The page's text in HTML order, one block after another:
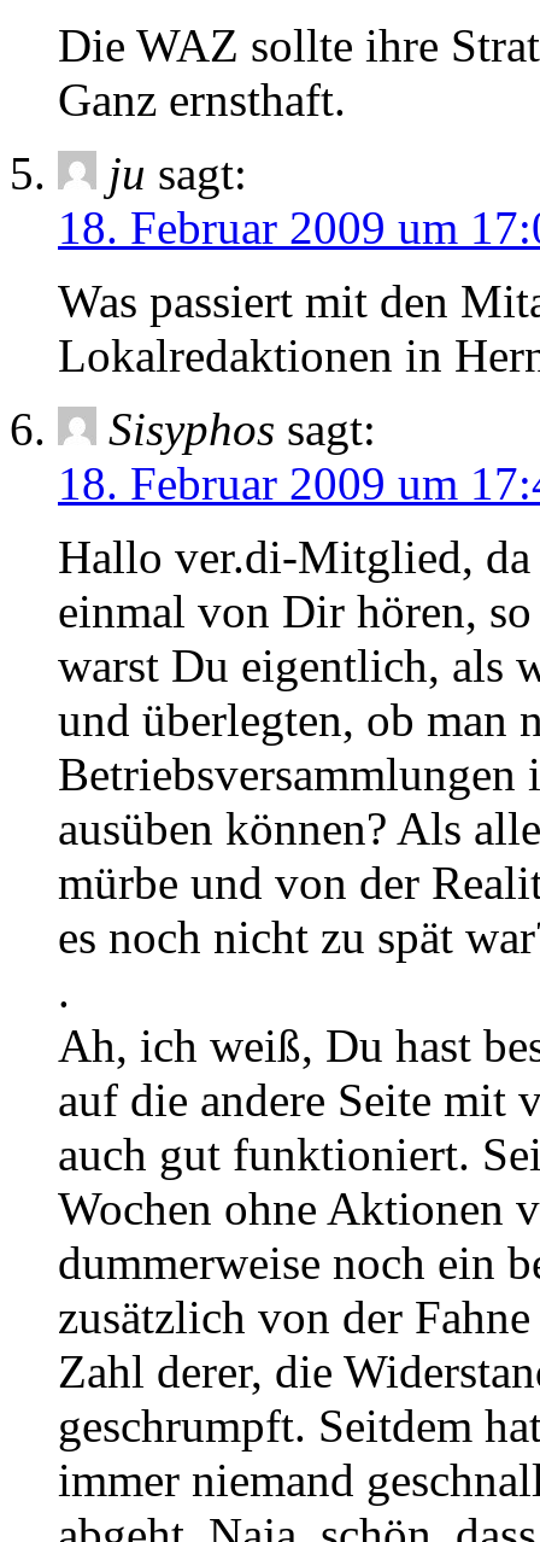
Die WAZ sollte ihre
Ganz ernsthaft.
ju sagt:
18. Februar 2009 um
Was passiert mit den
Lokalredaktionen in
Sisyphos sagt:
18. Februar 2009 um
Hallo ver.di-Mitglied,
einmal von Dir hören,
warst Du eigentlich, als
und überlegten, ob man
ausüben können? Als
mürbe und von der
es noch nicht zu spät
.
Ah, ich weiß, Du hast
auf die andere Seite mit
auch gut funktioniert.
Wochen ohne Aktionen
dummerweise noch ein
zusätzlich von der
Zahl derer, die
geschrumpft. Seitdem
immer niemand